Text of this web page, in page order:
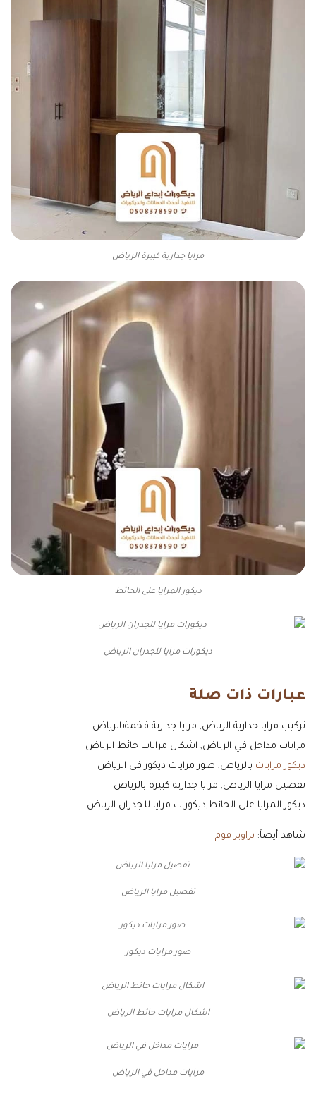
مرايا جدارية كبيرة الرياض
ديكور المرايا على الحائط
ديكورات مرايا للجدران الرياض
عبارات ذات صلة
تركيب مرايا جدارية الرياض, مرايا جدارية فخمةبالرياض
مرايات مداخل في الرياض, اشكال مرايات حائط الرياض
ديكور مرايات بالرياض, صور مرايات ديكور في الرياض
تفصيل مرايا الرياض, مرايا جدارية كبيرة بالرياض
ديكور المرايا على الحائط,ديكورات مرايا للجدران الرياض
شاهد أيضاً: براويز فوم
تفصيل مرايا الرياض
صور مرايات ديكور
اشكال مرايات حائط الرياض
مرايات مداخل في الرياض